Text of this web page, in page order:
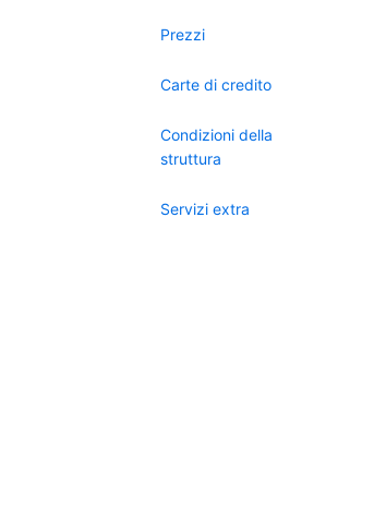
Prezzi
Carte di credito
Condizioni della
struttura
Servizi extra